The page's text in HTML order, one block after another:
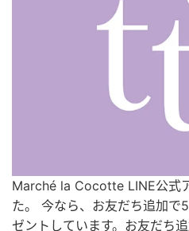
Marché la Cocotte LINE公式
た。 今なら、お友だち追加で
ゼントしています。お友だち